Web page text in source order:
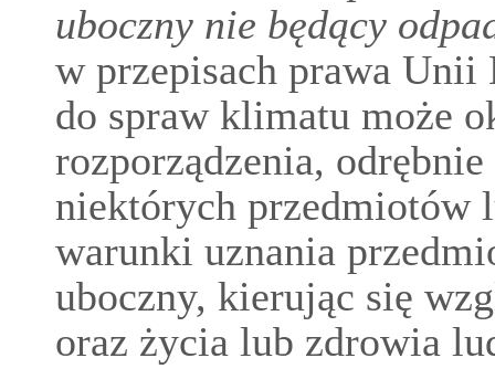
uboczny nie będący
w przepisach prawa
do spraw klimatu może
rozporządzenia,
niektórych przedmiotów
warunki uznania
uboczny, kierując się
oraz życia lub zdrowia